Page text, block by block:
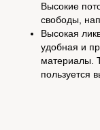
Высокие
свободы,
Высокая
удобная и
материалы.
пользуется